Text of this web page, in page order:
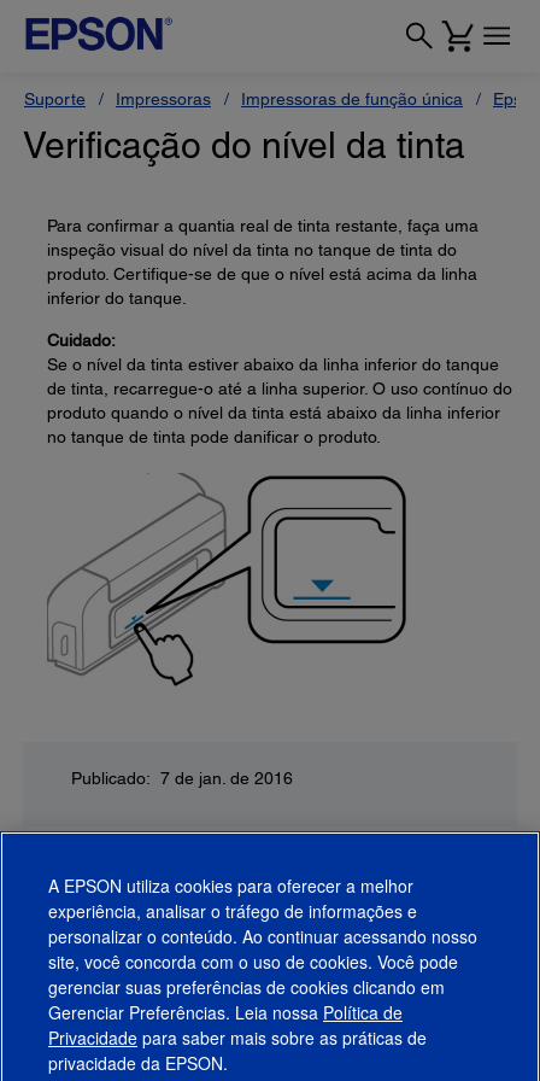
Suporte Impressoras Impressoras de função única
Verificação do nível da tinta
Para confirmar a quantia real de tinta restante, faça uma
inspeção visual do nível da tinta no tanque de tinta do
produto. Certifique-se de que o nível está acima da linha
inferior do tanque.
Cuidado:
Se o nível da tinta estiver abaixo da linha inferior do tanque
de tinta, recarregue-o até a linha superior. O uso contínuo do
produto quando o nível da tinta está abaixo da linha inferior
no tanque de tinta pode danificar o produto.
Publicado: 7 de jan. de 2016
Produtos
Suporte
A EPSON utiliza cookies para oferecer a melhor
experiência, analisar o tráfego de informações e
personalizar o conteúdo. Ao continuar acessando nosso
site, você concorda com o uso de cookies. Você pode
gerenciar suas preferências de cookies clicando em
Gerenciar Preferências. Leia nossa Política de
Privacidade para saber mais sobre as práticas de
privacidade da EPSON.